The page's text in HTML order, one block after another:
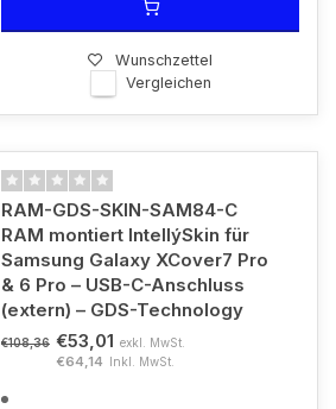
Wunschzettel
Vergleichen
RAM-GDS-SKIN-SAM84-C
RAM montiert IntellýSkin für
Samsung Galaxy XCover7 Pro
& 6 Pro – USB-C-Anschluss
(extern) – GDS-Technology
€108,36 €53,01 exkl. MwSt.
€64,14 Inkl. MwSt.